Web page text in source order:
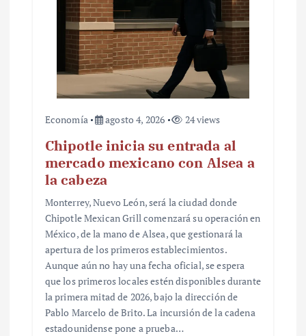
Economía agosto 4, 2026 24 views
Chipotle inicia su entrada al
mercado mexicano con Alsea a
la cabeza
Monterrey, Nuevo León, será la ciudad donde
Chipotle Mexican Grill comenzará su operación en
México, de la mano de Alsea, que gestionará la
apertura de los primeros establecimientos.
Aunque aún no hay una fecha oficial, se espera
que los primeros locales estén disponibles durante
la primera mitad de 2026, bajo la dirección de
Pablo Marcelo de Brito. La incursión de la cadena
estadounidense pone a prueba…